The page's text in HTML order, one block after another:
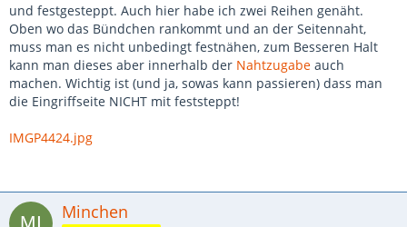
und festgesteppt. Auch hier habe ich zwei Reihen genäht.
Oben wo das Bündchen rankommt und an der Seitennaht,
muss man es nicht unbedingt festnähen, zum Besseren Halt
kann man dieses aber innerhalb der Nahtzugabe auch
machen. Wichtig ist (und ja, sowas kann passieren) dass man
die Eingriffseite NICHT mit feststeppt!
IMGP4424.jpg
Minchen